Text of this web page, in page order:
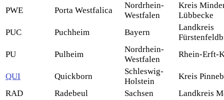
PWE Porta Westfalica
Nordrhein-
Westfalen
Kreis
Lübbecke
PUC
Puchheim Bayern
Landkreis
PU
Pulheim
Nordrhein-
Westfalen
Rhein-Erft-
QUI Quickborn
Schleswig-
Holstein
Kreis
RAD
Radebeul Sachsen
Landkreis